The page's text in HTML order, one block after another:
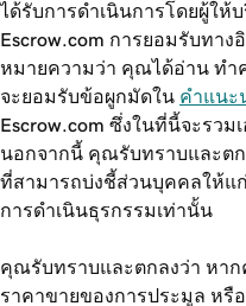
ได้รับการดำเนินการโดยผู้ให้
Escrow.com การยอมรับทา
หมายความว่า คุณได้อ่าน ทำ
จะยอมรับข้อผูกมัดใน คำแนะ
Escrow.com ซึ่งในที่นี้จะรวม
นอกจากนี้ คุณรับทราบและตก
ที่สามารถบ่งชี้ส่วนบุคคลให้แ
การดำเนินธุรกรรมเท่านั้น
คุณรับทราบและตกลงว่า หา
ราคาขายของการประมูล หรื